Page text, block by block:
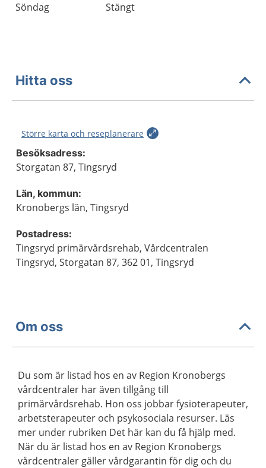
Söndag Stängt
Hitta oss
Större karta och reseplanerare
Besöksadress:
Storgatan 87, Tingsryd
Län, kommun:
Kronobergs län, Tingsryd
Postadress:
Tingsryd primärvårdsrehab, Vårdcentralen
Tingsryd, Storgatan 87, 362 01, Tingsryd
Om oss
Du som är listad hos en av Region Kronobergs
vårdcentraler har även tillgång till
primärvårdsrehab. Hon oss jobbar fysioterapeuter,
arbetsterapeuter och psykosociala resurser. Läs
mer under rubriken Det här kan du få hjälp med.
När du är listad hos en av Region Kronobergs
vårdcentraler gäller vårdgarantin för dig och du